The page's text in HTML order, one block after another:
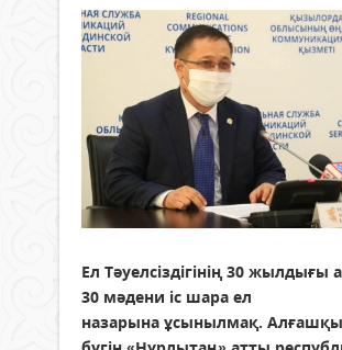
Ел Тәуелсіздігінің 30 жылдығы
30 мәдени іс шара ел
назарына ұсынылмақ.